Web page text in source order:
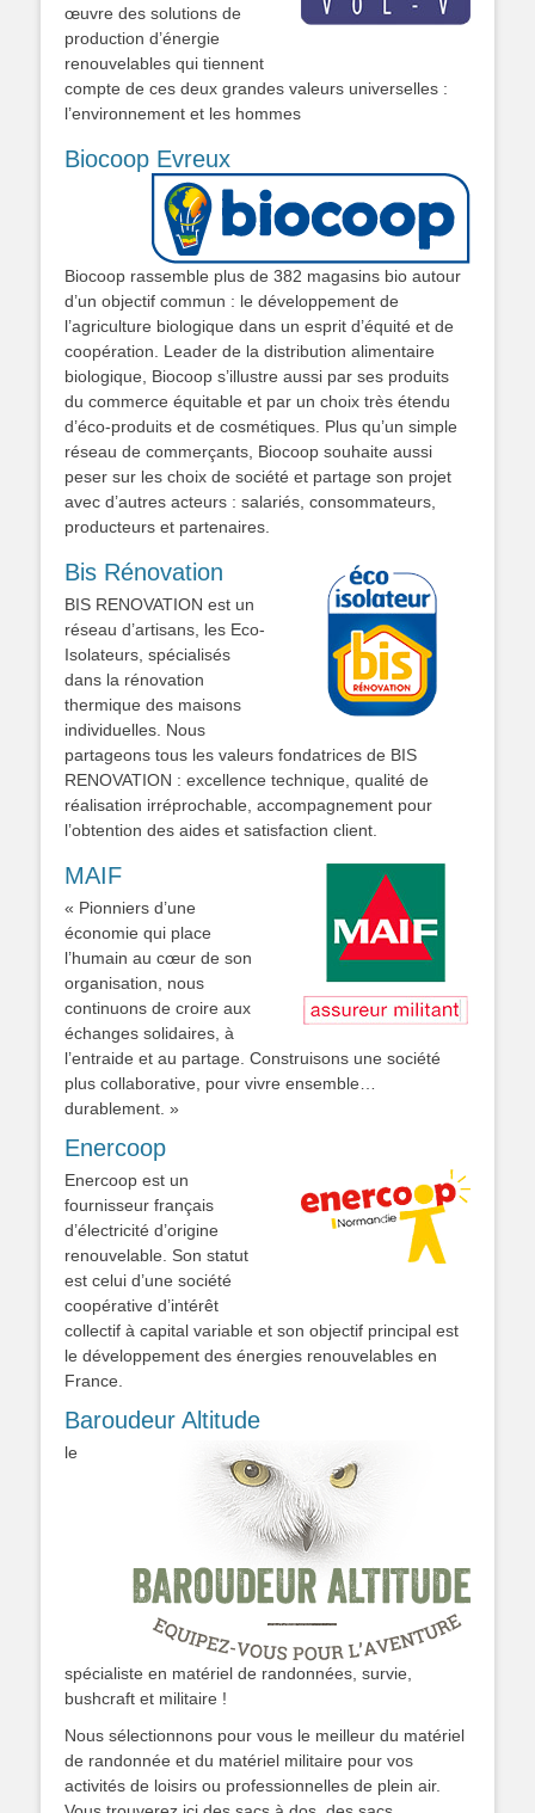
œuvre des solutions de
production d’énergie
renouvelables qui tiennent
compte de ces deux grandes valeurs universelles :
l’environnement et les hommes
Biocoop Evreux
Biocoop rassemble plus de 382 magasins bio autour
d’un objectif commun : le développement de
l’agriculture biologique dans un esprit d’équité et de
coopération. Leader de la distribution alimentaire
biologique, Biocoop s’illustre aussi par ses produits
du commerce équitable et par un choix très étendu
d’éco-produits et de cosmétiques. Plus qu’un simple
réseau de commerçants, Biocoop souhaite aussi
peser sur les choix de société et partage son projet
avec d’autres acteurs : salariés, consommateurs,
producteurs et partenaires.
Bis Rénovation
BIS RENOVATION est un
réseau d’artisans, les Eco-
Isolateurs, spécialisés
dans la rénovation
thermique des maisons
individuelles. Nous
partageons tous les valeurs fondatrices de BIS
RENOVATION : excellence technique, qualité de
réalisation irréprochable, accompagnement pour
l’obtention des aides et satisfaction client.
MAIF
« Pionniers d’une
économie qui place
l’humain au cœur de son
organisation, nous
continuons de croire aux
échanges solidaires, à
l’entraide et au partage. Construisons une société
plus collaborative, pour vivre ensemble…
durablement. »
Enercoop
Enercoop est un
fournisseur français
d’électricité d’origine
renouvelable. Son statut
est celui d’une société
coopérative d’intérêt
collectif à capital variable et son objectif principal est
le développement des énergies renouvelables en
France.
Baroudeur Altitude
le
spécialiste en matériel de randonnées, survie,
bushcraft et militaire !
Nous sélectionnons pour vous le meilleur du matériel
de randonnée et du matériel militaire pour vos
activités de loisirs ou professionnelles de plein air.